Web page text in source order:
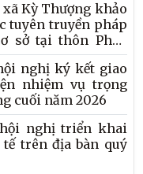
luật và hòa giải ở cơ
Kỳ Thượng khảo
tuyên truyền pháp
sở tại thôn Phúc
nghị ký kết giao
nhiệm vụ trọng
cuối năm 2026
nghị triển khai
trên địa bàn quý